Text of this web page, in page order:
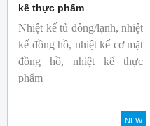
kế thực phẩm
Nhiệt kế tủ đông/lạnh, nhiệt
kế đồng hồ, nhiệt kế cơ mặt
đồng hồ, nhiệt kế thực
phẩm
Thương hiệu: Blue Gizmo
NEW